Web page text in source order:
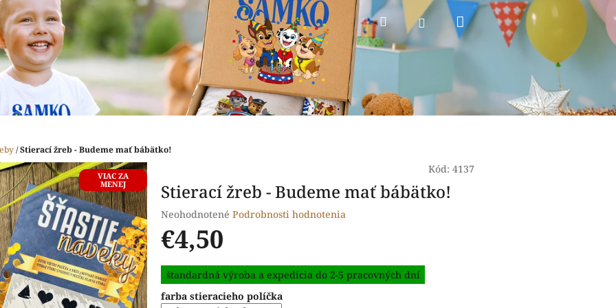
HľadaťPrihlásenieNákupný
/Stierací žreb - Budeme mať bábätko!
VIAC ZA
MENEJ
Kód: 4137
Stierací žreb - Budeme mať bábätko!
Priemerné
hodnotenie
produktu
0,0
z
5
Neohodnotené Podrobnosti hodnotenia
€4,50
Jednotková
cena:
štandardná výroba a expedícia do 2-5 pracovných dní
farba stieracieho políčka